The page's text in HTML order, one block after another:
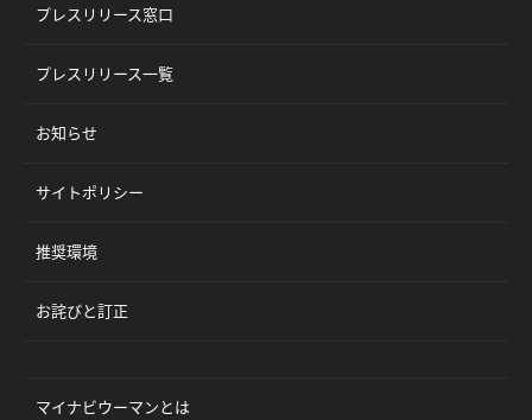
プレスリリース窓口
プレスリリース一覧
お知らせ
サイトポリシー
推奨環境
お詫びと訂正
マイナビウーマンとは